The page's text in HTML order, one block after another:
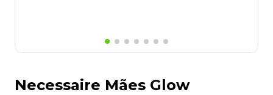
Necessaire Mães Glow